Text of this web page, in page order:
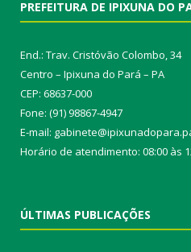
PREFEITURA DE IPIXUNA DO
End.: Trav. Cristóvão Colombo, 34
Centro – Ipixuna do Pará – PA
CEP: 68637-000
Fone: (91) 98867-4947
E-mail:
Horário de atendimento: 08:00 às
ÚLTIMAS PUBLICAÇÕES